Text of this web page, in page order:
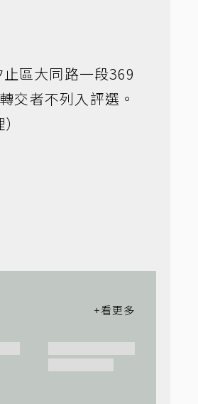
區大同路一段369
交者不列入評選。